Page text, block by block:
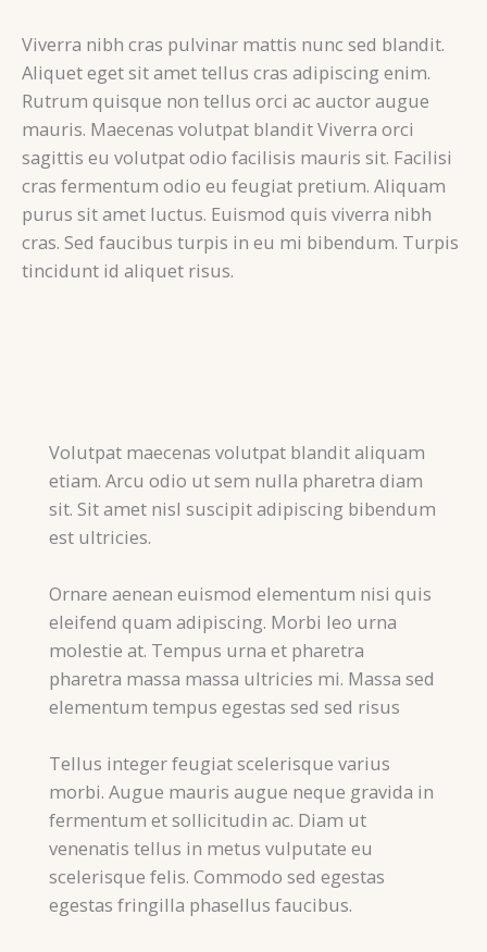
Viverra nibh cras pulvinar mattis nunc sed blandit.
Aliquet eget sit amet tellus cras adipiscing enim.
Rutrum quisque non tellus orci ac auctor augue
mauris. Maecenas volutpat blandit Viverra orci
sagittis eu volutpat odio facilisis mauris sit. Facilisi
cras fermentum odio eu feugiat pretium. Aliquam
purus sit amet luctus. Euismod quis viverra nibh
cras. Sed faucibus turpis in eu mi bibendum. Turpis
tincidunt id aliquet risus.
Volutpat maecenas volutpat blandit aliquam
etiam. Arcu odio ut sem nulla pharetra diam
sit. Sit amet nisl suscipit adipiscing bibendum
est ultricies.
Ornare aenean euismod elementum nisi quis
eleifend quam adipiscing. Morbi leo urna
molestie at. Tempus urna et pharetra
pharetra massa massa ultricies mi. Massa sed
elementum tempus egestas sed sed risus
Tellus integer feugiat scelerisque varius
morbi. Augue mauris augue neque gravida in
fermentum et sollicitudin ac. Diam ut
venenatis tellus in metus vulputate eu
scelerisque felis. Commodo sed egestas
egestas fringilla phasellus faucibus.